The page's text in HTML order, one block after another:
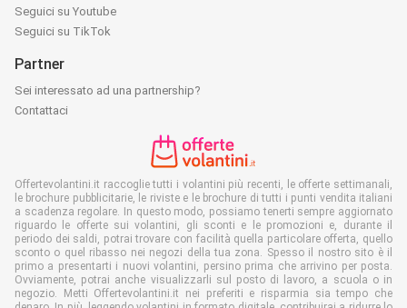
Seguici su Youtube
Seguici su TikTok
Partner
Sei interessato ad una partnership?
Contattaci
Offertevolantini.it raccoglie tutti i volantini più recenti, le offerte settimanali,
le brochure pubblicitarie, le riviste e le brochure di tutti i punti vendita italiani
a scadenza regolare. In questo modo, possiamo tenerti sempre aggiornato
riguardo le offerte sui volantini, gli sconti e le promozioni e, durante il
periodo dei saldi, potrai trovare con facilità quella particolare offerta, quello
sconto o quel ribasso nei negozi della tua zona. Spesso il nostro sito è il
primo a presentarti i nuovi volantini, persino prima che arrivino per posta.
Ovviamente, potrai anche visualizzarli sul posto di lavoro, a scuola o in
negozio. Metti Offertevolantini.it nei preferiti e risparmia sia tempo che